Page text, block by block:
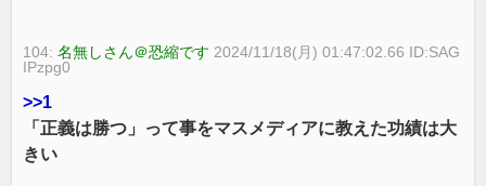
104:名無しさん＠恐縮です 2024/11/18(月) 01:47:02.66 ID:SAG
IPzpg0
>>1
「正義は勝つ」って事をマスメディアに教えた功績は大
きい